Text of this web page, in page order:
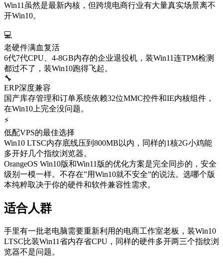
Win11虽然是最新内核，但跨境电商行业有大量真实场景离不
开Win10。
💻
老硬件满血复活
6代7代CPU、4-8GB内存的企业退役机，装Win11连TPM检测
都过不了，装Win10跑得飞起。
🔧
ERP深度兼容
国产库存管理和订单系统依赖32位MMC控件和IE内核组件，
在Win10上完全没问题。
⚡
低配VPS的最佳选择
Win10 LTSC内存底线压到800MB以内，同样的1核2G小鸡能
多开好几个指纹浏览器。
OrangeOS Win10版和Win11版的优化方案是完全同步的，安全
级别一模一样。不存在”用Win10就不安全”的说法。选哪个版
本纯粹取决于你的硬件和软件兼容性需求。
适合人群
手里有一批老电脑需要重新利用的电商工作室老板，装Win10
LTSC比装Win11省内存省CPU，同样的硬件多开两三个指纹浏
览器不是问题。